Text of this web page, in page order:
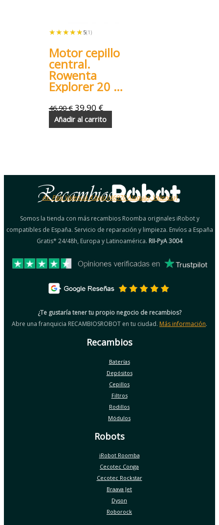
★★★★★
★★★★★ 5(1)
Motor cepillo
central.
Rowenta
Explorer 20 40
60
46,90€ 39,90 €
Añadir al carrito
Av. País Valencià 4 bajo (46970 Alaquàs, Valencia)
Somos la tienda con más recambios Roomba originales iRobot y
compatibles de España. Servicio de reparación y limpieza. Envíos a España
Gratis* 24/48h, Europa y Latinoamérica. RII-PyA 3004
¿Te gustaría tener tu propio negocio de recambios?
Abre una franquicia RECAMBIOSROBOT en tu ciudad. Más información.
Recambios
Baterías
Depósitos
Cepillos
Filtros
Rodillos
Módulos
Robots
iRobot Roomba
Cecotec Conga
Cecotec Rockstar
Braava Jet
Dyson
Roborock